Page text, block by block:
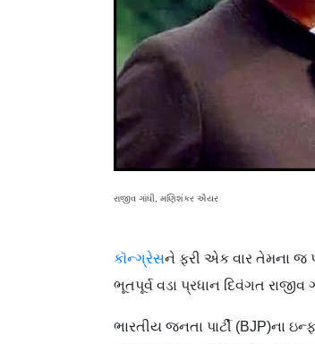
રાજીવ ગાંધી, મણિશંકર ઐયર
કૉન્ગ્રેસને ફરી એક વાર તેમના જ
ભૂતપૂર્વ વડા પ્રધાન દિવંગત રાજીવ
ભારતીય જનતા પાર્ટી (BJP)ના